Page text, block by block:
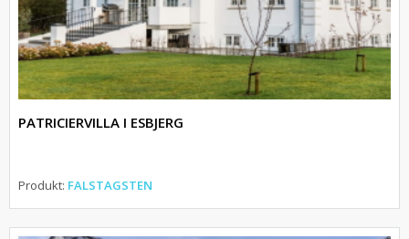
PATRICIERVILLA I ESBJERG
Produkt: FALSTAGSTEN